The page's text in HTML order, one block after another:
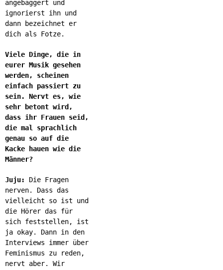
angebaggert und
ignorierst ihn und
dann bezeichnet er
dich als Fotze.
Viele Dinge, die in
eurer Musik gesehen
werden, scheinen
einfach passiert zu
sein. Nervt es, wie
sehr betont wird,
dass ihr Frauen seid,
die mal sprachlich
genau so auf die
Kacke hauen wie die
Männer?
Juju:
Die Fragen
nerven. Dass das
vielleicht so ist und
die Hörer das für
sich feststellen, ist
ja okay. Dann in den
Interviews immer über
Feminismus zu reden,
nervt aber. Wir